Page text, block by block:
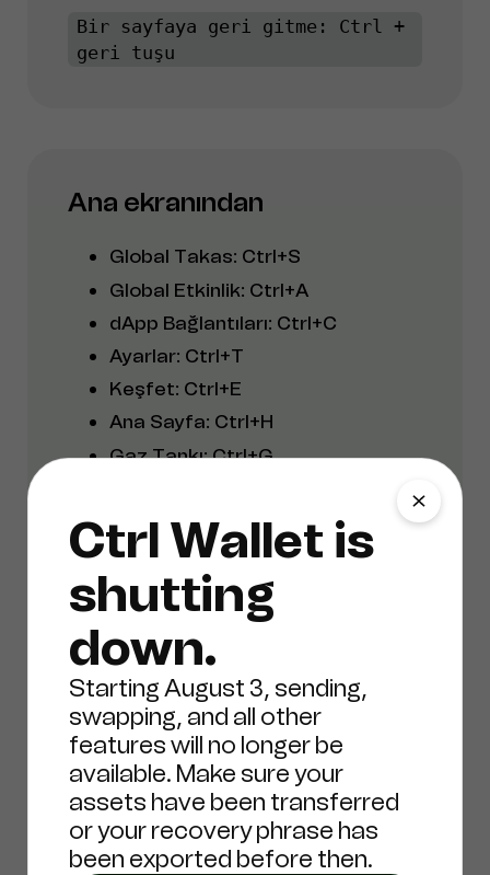
Ctrl Wallet is
shutting
down.
Starting August 3, sending,
swapping, and all other
features will no longer be
available. Make sure your
assets have been transferred
or your recovery phrase has
been exported before then.
Bir sayfaya geri gitme: Ctrl +
geri tuşu
Ana ekranından
Global Takas: Ctrl+S
Global Etkinlik: Ctrl+A
dApp Bağlantıları: Ctrl+C
Ayarlar: Ctrl+T
Keşfet: Ctrl+E
Ana Sayfa: Ctrl+H
Gaz Tankı: Ctrl+G
Hesap ekranından
Takas: Ctrl+S
Gönder: Ctrl+W
Satın al: Ctrl+B
Al: Ctrl+R